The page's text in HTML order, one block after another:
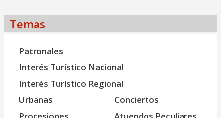
Temas
Patronales
Interés Turístico Nacional
Interés Turístico Regional
Urbanas
Conciertos
Procesiones
Atuendos Peculiares